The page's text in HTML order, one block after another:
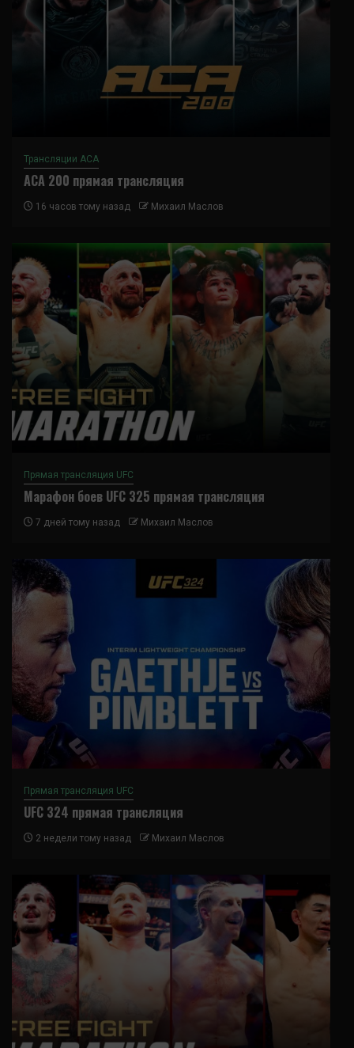
Трансляции ACA
ACA 200 прямая трансляция
16 часов тому назад Михаил Маслов
Прямая трансляция UFC
Марафон боев UFC 325 прямая трансляция
7 дней тому назад Михаил Маслов
Прямая трансляция UFC
UFC 324 прямая трансляция
2 недели тому назад Михаил Маслов